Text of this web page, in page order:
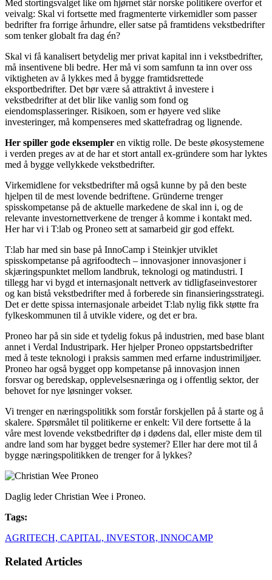
Med stortingsvalget like om hjørnet står norske politikere overfor et
veivalg: Skal vi fortsette med fragmenterte virkemidler som passer
bedrifter fra forrige århundre, eller satse på framtidens vekstbedrifter
som tenker globalt fra dag én?
Skal vi få kanalisert betydelig mer privat kapital inn i vekstbedrifter,
må insentivene bli bedre. Her må vi som samfunn ta inn over oss
viktigheten av å lykkes med å bygge framtidsrettede
eksportbedrifter. Det bør være så attraktivt å investere i
vekstbedrifter at det blir like vanlig som fond og
eiendomsplasseringer. Risikoen, som er høyere ved slike
investeringer, må kompenseres med skattefradrag og lignende.
Her spiller gode eksempler en viktig rolle. De beste økosystemene
i verden preges av at de har et stort antall ex-gründere som har lyktes
med å bygge vellykkede vekstbedrifter.
Virkemidlene for vekstbedrifter må også kunne by på den beste
hjelpen til de mest lovende bedriftene. Gründerne trenger
spisskompetanse på de aktuelle markedene de skal inn i, og de
relevante investornettverkene de trenger å komme i kontakt med.
Her har vi i T:lab og Proneo sett at samarbeid gir god effekt.
T:lab har med sin base på InnoCamp i Steinkjer utviklet
spisskompetanse på agrifoodtech – innovasjoner innovasjoner i
skjæringspunktet mellom landbruk, teknologi og matindustri. I
tillegg har vi bygd et internasjonalt nettverk av tidligfaseinvestorer
og kan bistå vekstbedrifter med å forberede sin finansieringsstrategi.
Det er dette spissa internasjonale arbeidet T:lab nylig fikk støtte fra
fylkeskommunen til å utvikle videre, og det er bra.
Proneo har på sin side et tydelig fokus på industrien, med base blant
annet i Verdal Industripark. Her hjelper Proneo oppstartsbedrifter
med å teste teknologi i praksis sammen med erfarne industrimiljøer.
Proneo har også bygget opp kompetanse på innovasjon innen
forsvar og beredskap, opplevelsesnæringa og i offentlig sektor, der
behovet for nye løsninger vokser.
Vi trenger en næringspolitikk som forstår forskjellen på å starte og å
skalere. Spørsmålet til politikerne er enkelt: Vil dere fortsette å la
våre mest lovende vekstbedrifter dø i dødens dal, eller miste dem til
andre land som har bygget bedre systemer? Eller har dere mot til å
bygge næringspolitikken de trenger for å lykkes?
Daglig leder Christian Wee i Proneo.
Tags:
AGRITECH, CAPITAL, INVESTOR, INNOCAMP
Related Articles